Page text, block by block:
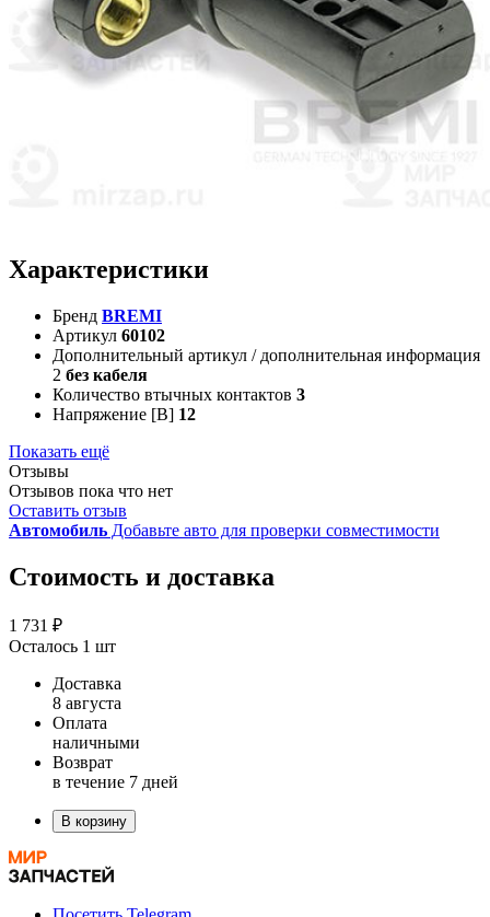
Характеристики
Бренд BREMI
Артикул 60102
Дополнительный артикул / дополнительная информация
2 без кабеля
Количество втычных контактов 3
Напряжение [В] 12
Показать ещё
Отзывы
Отзывов пока что нет
Оставить отзыв
Автомобиль Добавьте авто для проверки совместимости
Стоимость и доставка
1 731 ₽
Осталось 1 шт
Доставка
8 августа
Оплата
наличными
Возврат
в течение 7 дней
В корзину